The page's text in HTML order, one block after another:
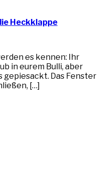
Heckklappe
es kennen: Ihr
in eurem Bulli, aber
Das Fenster
[…]